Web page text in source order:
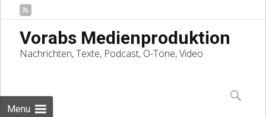
Vorabs Medienproduktion
Nachrichten, Texte, Podcast, O-Töne, Video
Menu
to
content
Suchen
nach: